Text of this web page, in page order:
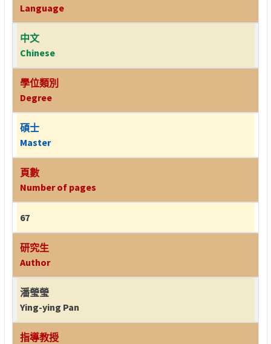
Language
中文
Chinese
學位類別
Degree
碩士
Master
頁數
Number of pages
67
研究生
Author
潘瑩瑩
Ying-ying Pan
指導教授